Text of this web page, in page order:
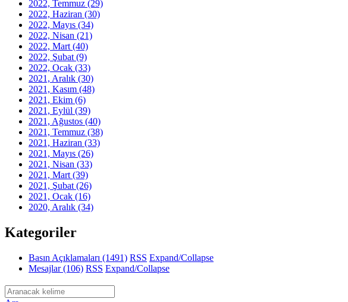
2022, Temmuz (29)
2022, Haziran (30)
2022, Mayıs (34)
2022, Nisan (21)
2022, Mart (40)
2022, Şubat (9)
2022, Ocak (33)
2021, Aralık (30)
2021, Kasım (48)
2021, Ekim (6)
2021, Eylül (39)
2021, Ağustos (40)
2021, Temmuz (38)
2021, Haziran (33)
2021, Mayıs (26)
2021, Nisan (33)
2021, Mart (39)
2021, Şubat (26)
2021, Ocak (16)
2020, Aralık (34)
Kategoriler
Basın Açıklamaları (1491) RSS Expand/Collapse
Mesajlar(106) RSS Expand/Collapse